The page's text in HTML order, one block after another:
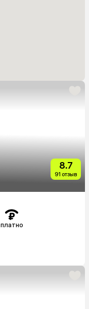
8.7
91 отзыв
платно